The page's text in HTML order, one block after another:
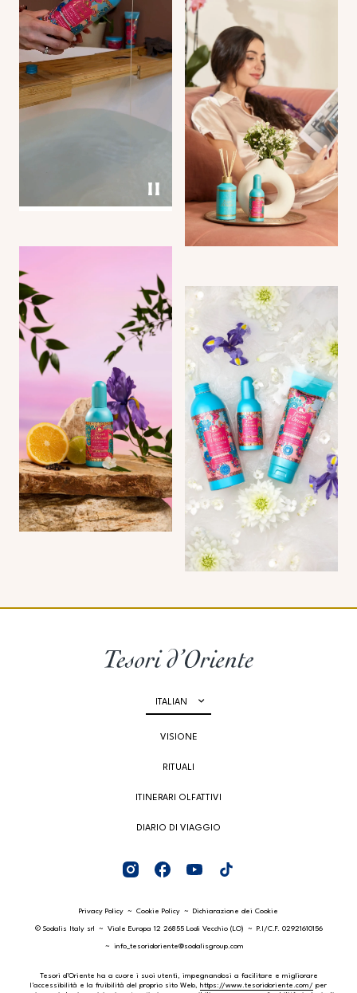
ITALIAN
VISIONE
RITUALI
ITINERARI OLFATTIVI
DIARIO DI VIAGGIO
Privacy Policy Cookie Policy Dichiarazione dei Cookie
© Sodalis Italy srl Viale Europa 12 26855 Lodi Vecchio (LO) P.I/C.F. 02921610156
info_tesoridoriente@sodalisgroup.com
Tesori d’Oriente ha a cuore i suoi utenti, impegnandosi a facilitare e migliorare
l'accessibilità e la fruibilità del proprio sito Web, https://www.tesoridoriente.com/ per